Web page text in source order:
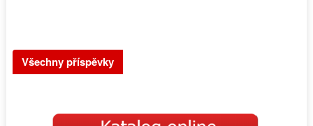
Posts
navigation
Všechny příspěvky